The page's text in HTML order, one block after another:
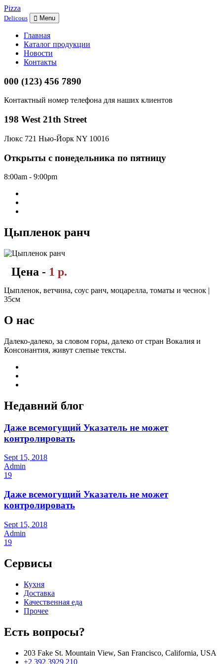
Pizza
Delicous Menu
Главная
Каталог продукции
Новости
Контакты
000 (123) 456 7890
Контактный номер телефона для наших клиентов
198 West 21th Street
Люкс 721 Нью-Йорк NY 10016
Открыты с понедельника по пятницу
8:00am - 9:00pm
Цыпленок ранч
Цена - 1 р.
Цыпленок, ветчина, соус ранч, моцарелла, томаты и чеснок |
35см
О нас
Далеко-далеко, за словом горы, далеко от стран Вокалия и
Консонантия, живут слепые тексты.
Недавний блог
Даже всемогущий Указатель не может
контролировать
Sept 15, 2018
Admin
19
Даже всемогущий Указатель не может
контролировать
Sept 15, 2018
Admin
19
Сервисы
Кухня
Доставка
Качественная еда
Прочее
Есть вопросы?
203 Fake St. Mountain View, San Francisco, California, USA
+2 392 3929 210